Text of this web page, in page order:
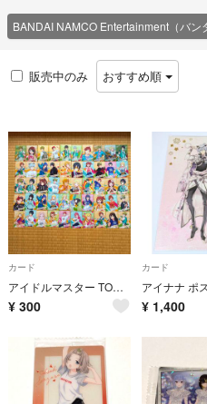
BANDAI NAMCO Entertainment（バン
販売中のみ おすすめ順
カード
アイドルマスター TOURS カード THEIDOLM STER
¥ 300
カード
¥ 1,400